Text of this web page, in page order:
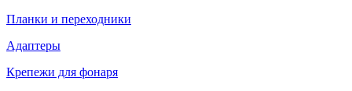
Планки и переходники
Адаптеры
Крепежи для фонаря